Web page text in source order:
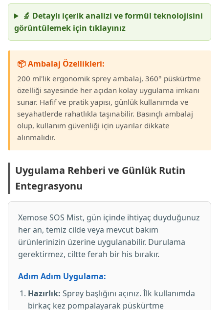
🔬 Detaylı içerik analizi ve formül teknolojisini
görüntülemek için tıklayınız
📦 Ambalaj Özellikleri:
200 ml'lik ergonomik sprey ambalaj, 360° püskürtme
özelliği sayesinde her açıdan kolay uygulama imkanı
sunar. Hafif ve pratik yapısı, günlük kullanımda ve
seyahatlerde rahatlıkla taşınabilir. Basınçlı ambalaj
olup, kullanım güvenliği için uyarılar dikkate
alınmalıdır.
Uygulama Rehberi ve Günlük Rutin
Entegrasyonu
Xemose SOS Mist, gün içinde ihtiyaç duyduğunuz
her an, temiz cilde veya mevcut bakım
ürünlerinizin üzerine uygulanabilir. Durulama
gerektirmez, ciltte ferah bir his bırakır.
Adım Adım Uygulama:
Hazırlık: Sprey başlığını açınız. İlk kullanımda
birkaç kez pompalayarak püskürtme